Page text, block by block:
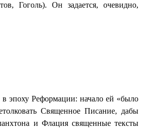
Гоголь). Он задается, очевидно,
в эпоху Реформации: начало ей «было
Священное Писание, дабы
и Флация священные тексты